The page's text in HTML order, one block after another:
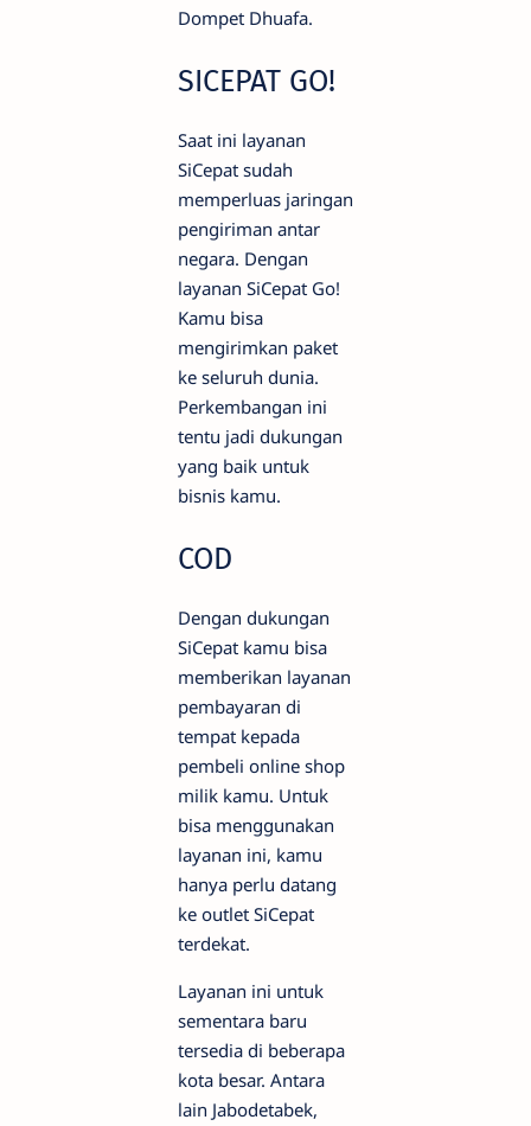
Dompet Dhuafa.
SICEPAT GO!
Saat ini layanan
SiCepat sudah
memperluas jaringan
pengiriman antar
negara. Dengan
layanan SiCepat Go!
Kamu bisa
mengirimkan paket
ke seluruh dunia.
Perkembangan ini
tentu jadi dukungan
yang baik untuk
bisnis kamu.
COD
Dengan dukungan
SiCepat kamu bisa
memberikan layanan
pembayaran di
tempat kepada
pembeli online shop
milik kamu. Untuk
bisa menggunakan
layanan ini, kamu
hanya perlu datang
ke outlet SiCepat
terdekat.
Layanan ini untuk
sementara baru
tersedia di beberapa
kota besar. Antara
lain Jabodetabek,